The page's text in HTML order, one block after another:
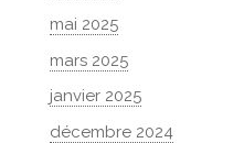
mai 2025
mars 2025
janvier 2025
décembre 2024